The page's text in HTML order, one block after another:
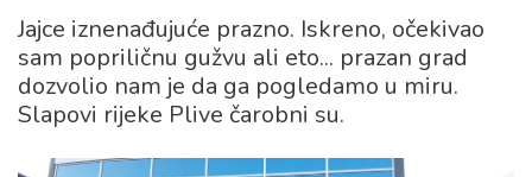
Jajce iznenađujuće prazno. Iskreno, očekivao
sam popriličnu gužvu ali eto... prazan grad
dozvolio nam je da ga pogledamo u miru.
Slapovi rijeke Plive čarobni su.